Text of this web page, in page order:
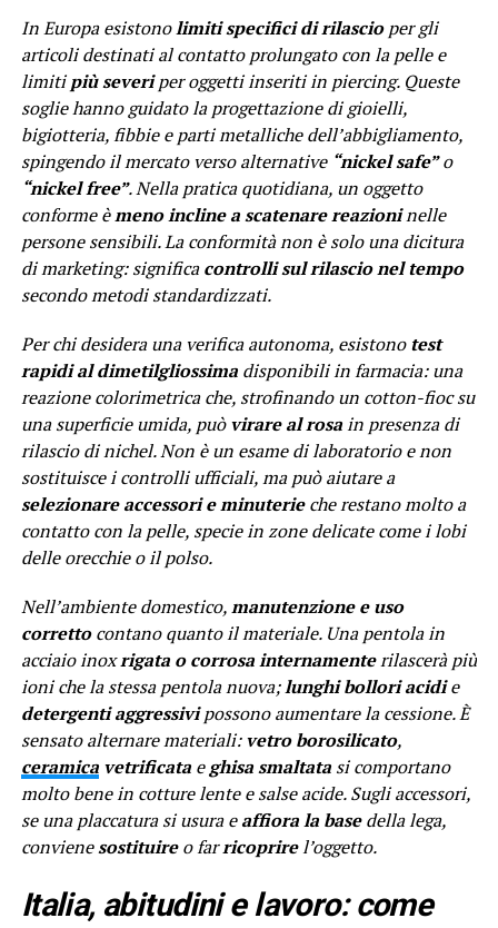
In Europa esistonolimiti specifici di rilascioper gli
articoli destinati al contatto prolungato con la pelle e
limitipiù severiper oggetti inseriti in piercing. Queste
soglie hanno guidato la progettazione di gioielli,
bigiotteria, fibbie e parti metalliche dell’abbigliamento,
spingendo il mercato verso alternative “nickel safe”o
“nickel free”. Nella pratica quotidiana, un oggetto
conforme èmeno incline a scatenare reazioninelle
persone sensibili. La conformità non è solo una dicitura
di marketing: significacontrolli sul rilascio nel tempo
secondo metodi standardizzati.
Per chi desidera una verifica autonoma, esistonotest
rapidi al dimetilgliossimadisponibili in farmacia: una
reazione colorimetrica che, strofinando un cotton-fioc su
una superficie umida, puòvirare al rosain presenza di
rilascio di nichel. Non è un esame di laboratorio e non
sostituisce i controlli ufficiali, ma può aiutare a
selezionare accessori e minuterieche restano molto a
contatto con la pelle, specie in zone delicate come i lobi
delle orecchie o il polso.
Nell’ambiente domestico,manutenzione e uso
correttocontano quanto il materiale. Una pentola in
acciaio inoxrigata o corrosa internamenterilascerà più
ioni che la stessa pentola nuova;lunghi bollori acidie
detergenti aggressivipossono aumentare la cessione. È
sensato alternare materiali:vetro borosilicato,
ceramicavetrificataeghisa smaltatasi comportano
molto bene in cotture lente e salse acide. Sugli accessori,
se una placcatura si usura eaffiora la basedella lega,
convienesostituireo farricoprirel’oggetto.
Italia, abitudini e lavoro: come